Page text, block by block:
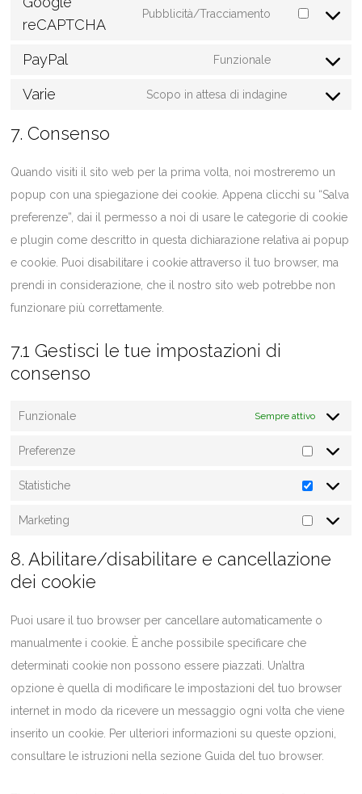
wordfence
reCAPTCHA
Pubblicità/Tracciamento
google-
PayPal
Funzionale
to
Varie
Scopo in attesa di indagine
Consent
varie
7. Consenso
Quando visiti il sito web per la prima volta, noi mostreremo un
popup con una spiegazione dei cookie. Appena clicchi su “Salva
preferenze”, dai il permesso a noi di usare le categorie di cookie
e plugin come descritto in questa dichiarazione relativa ai popup
e cookie. Puoi disabilitare i cookie attraverso il tuo browser, ma
prendi in considerazione, che il nostro sito web potrebbe non
funzionare più correttamente.
7.1 Gestisci le tue impostazioni di
consenso
Funzionale Sempre attivo
Preferenze
Statistiche
Marketing
8. Abilitare/disabilitare e cancellazione
dei cookie
Puoi usare il tuo browser per cancellare automaticamente o
manualmente i cookie. È anche possibile specificare che
determinati cookie non possono essere piazzati. Un’altra
opzione è quella di modificare le impostazioni del tuo browser
internet in modo da ricevere un messaggio ogni volta che viene
inserito un cookie. Per ulteriori informazioni su queste opzioni,
consultare le istruzioni nella sezione Guida del tuo browser.